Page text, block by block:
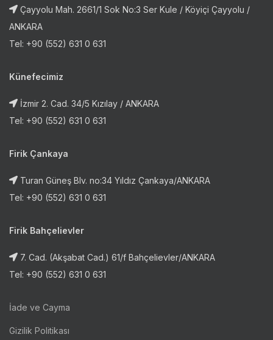
Çayyolu Mah. 2661/1 Sok No:3 Ser Kule / Köyiçi Çayyolu /
ANKARA
Tel: +90 (552) 631 0 631
Künefecimiz
İzmir 2. Cad. 34/5 Kızılay / ANKARA
Tel: +90 (552) 631 0 631
Firik Çankaya
Turan Güneş Blv. no:34 Yıldız Çankaya/ANKARA
Tel: +90 (552) 631 0 631
Firik Bahçelievler
7. Cad. (Akşabat Cad.) 61/f Bahçelievler/ANKARA
Tel: +90 (552) 631 0 631
İade ve Cayma
Gizilik Politikası